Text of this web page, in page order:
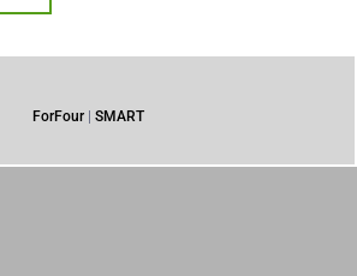
ForFour| SMART